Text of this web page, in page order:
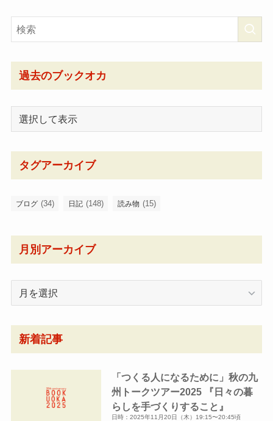
過去のブックオカ
タグアーカイブ
ブログ (34) 日記 (148) 読み物 (15)
月別アーカイブ
ー
カ
新着記事
「つくる人になるために」秋の九
州トークツアー2025 『日々の暮
らしを手づくりすること』
日時：2025年11月20日（木）19:15〜20:45頃